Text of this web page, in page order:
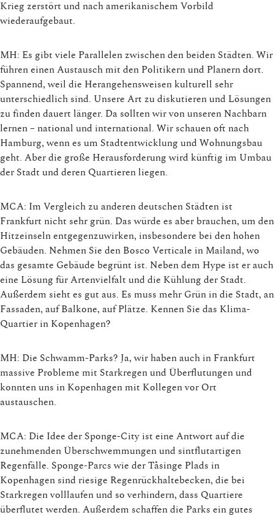
Krieg zerstört und nach amerikanischem Vorbild
wiederaufgebaut.
MH: Es gibt viele Parallelen zwischen den beiden Städten. Wir
führen einen Austausch mit den Politikern und Planern dort.
Spannend, weil die Herangehensweisen kulturell sehr
unterschiedlich sind. Unsere Art zu diskutieren und Lösungen
zu finden dauert länger. Da sollten wir von unseren Nachbarn
lernen – national und international. Wir schauen oft nach
Hamburg, wenn es um Stadtentwicklung und Wohnungsbau
geht. Aber die große Herausforderung wird künftig im Umbau
der Stadt und deren Quartieren liegen.
MCA: Im Vergleich zu anderen deutschen Städten ist
Frankfurt nicht sehr grün. Das würde es aber brauchen, um den
Hitzeinseln entgegenzuwirken, insbesondere bei den hohen
Gebäuden. Nehmen Sie den Bosco Verticale in Mailand, wo
das gesamte Gebäude begrünt ist. Neben dem Hype ist er auch
eine Lösung für Artenvielfalt und die Kühlung der Stadt.
Außerdem sieht es gut aus. Es muss mehr Grün in die Stadt, an
Fassaden, auf Balkone, auf Plätze. Kennen Sie das Klima-
Quartier in Kopenhagen?
MH: Die Schwamm-Parks? Ja, wir haben auch in Frankfurt
massive Probleme mit Starkregen und Überflutungen und
konnten uns in Kopenhagen mit Kollegen vor Ort
austauschen.
MCA: Die Idee der Sponge-City ist eine Antwort auf die
zunehmenden Überschwemmungen und sintflutartigen
Regenfälle. Sponge-Parcs wie der Tåsinge Plads in
Kopenhagen sind riesige Regenrückhaltebecken, die bei
Starkregen volllaufen und so verhindern, dass Quartiere
überflutet werden. Außerdem schaffen die Parks ein gutes